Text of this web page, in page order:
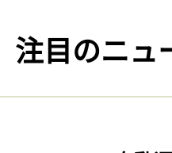
注目のニュ